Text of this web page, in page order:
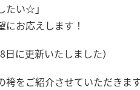
たい☆」
お応えします！
日に更新いたしました）
袴をご紹介させていただきま